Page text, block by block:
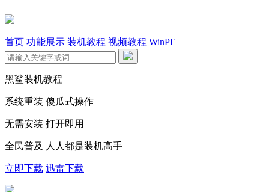
首页 功能展示 装机教程 视频教程 WinPE
黑鲨装机教程
系统重装 傻瓜式操作
无需安装 打开即用
全民普及 人人都是装机高手
立即下载 迅雷下载